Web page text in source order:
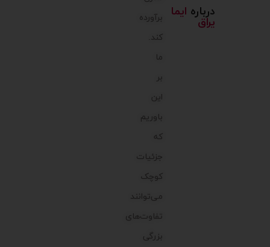
درباره ایما
یراق
برآورده
کند.
ما
بر
این
باوریم
که
جزئیات
کوچک
می‌توانند
تفاوت‌های
بزرگی